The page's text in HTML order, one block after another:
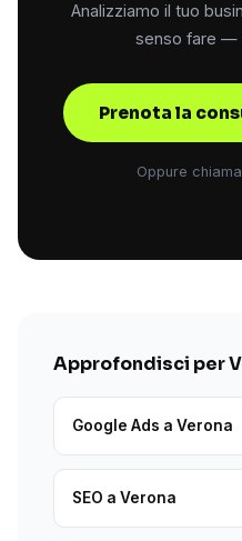
Analizziamo il tuo
senso fare —
Prenota la
Oppure
Approfondisci per
Google Ads a Verona
SEO a Verona